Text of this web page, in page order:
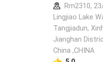
Rm2310,
Lingjiao Lake
Tangjiadun,
Jianghan
China ,CHINA